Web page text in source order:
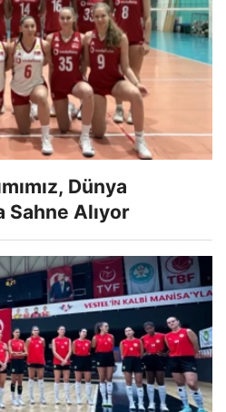
Dünya
Sahne Alıyor